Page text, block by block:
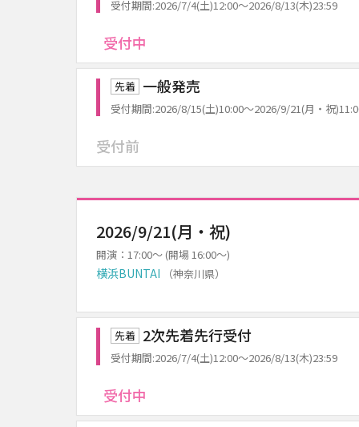
受付期間:2026/7/4(土)12:00～2026/8/13(木)23:59
受付中
先着 一般発売
受付期間:2026/8/15(土)10:00～2026/9/21(月・祝
受付前
2026/9/21(月・祝)
開演：17:00～ (開場 16:00～)
横浜BUNTAI （神奈川県）
先着 2次先着先行受付
受付期間:2026/7/4(土)12:00～2026/8/13(木)23:59
受付中